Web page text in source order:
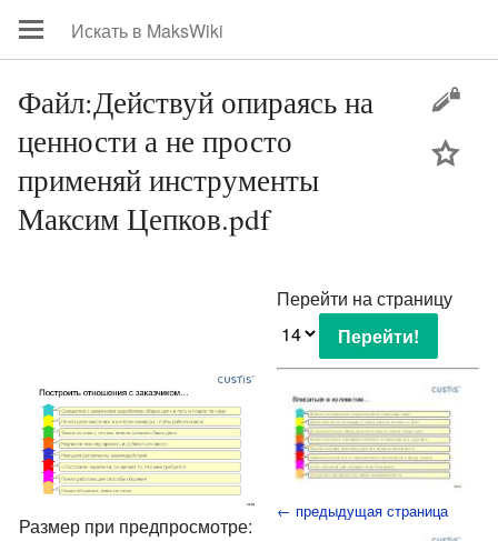
Файл:Действуй опираясь на
ценности а не просто
применяй инструменты
Максим Цепков.pdf
Размер при предпросмотре:
Перейти на страницу
← предыдущая страница